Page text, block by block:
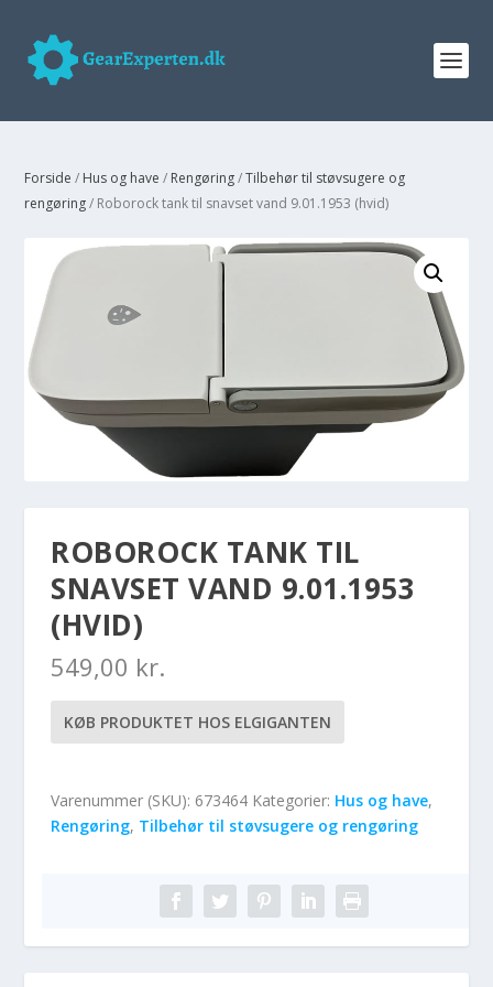
Forside / Hus og have / Rengøring/Tilbehør til støvsugere og
rengøring/ Roborock tank til snavset vand 9.01.1953 (hvid)
ROBOROCK TANK TIL
SNAVSET VAND 9.01.1953
(HVID)
549,00 kr.
KØB PRODUKTET HOS ELGIGANTEN
Varenummer (SKU): 673464 Kategorier: Hus og have,
Rengøring, Tilbehør til støvsugere og rengøring